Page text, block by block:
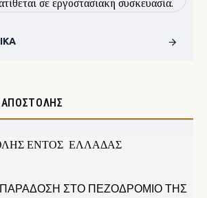
σε εργοστασιακή συσκευασία.
ΕΝΤΟΣ ΕΛΛΑΔΑΣ
ΣΤΟ ΠΕΖΟΔΡΟΜΙΟ ΤΗΣ